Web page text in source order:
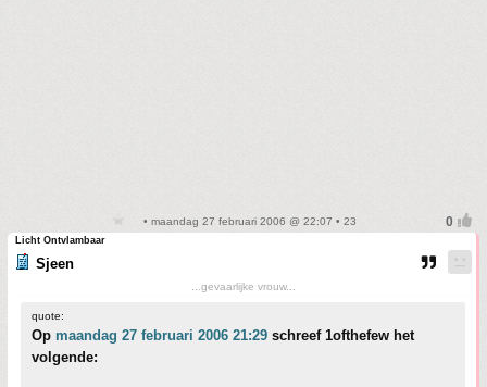
• maandag 27 februari 2006 @ 22:07 • 23
Licht Ontvlambaar
Sjeen
...gevaarlijke vrouw...
quote:
Op maandag 27 februari 2006 21:29 schreef 1ofthefew het
volgende: